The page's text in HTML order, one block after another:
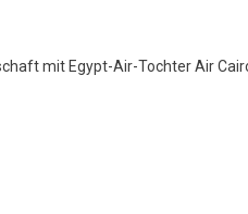
mit Egypt-Air-Tochter Air